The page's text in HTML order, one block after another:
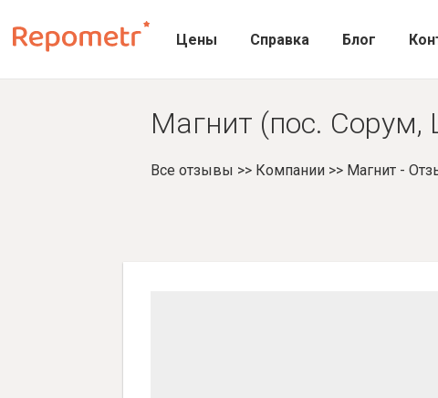
Цены Справка Блог
Магнит (пос.
Все отзывы >> Компании>> Магнит -